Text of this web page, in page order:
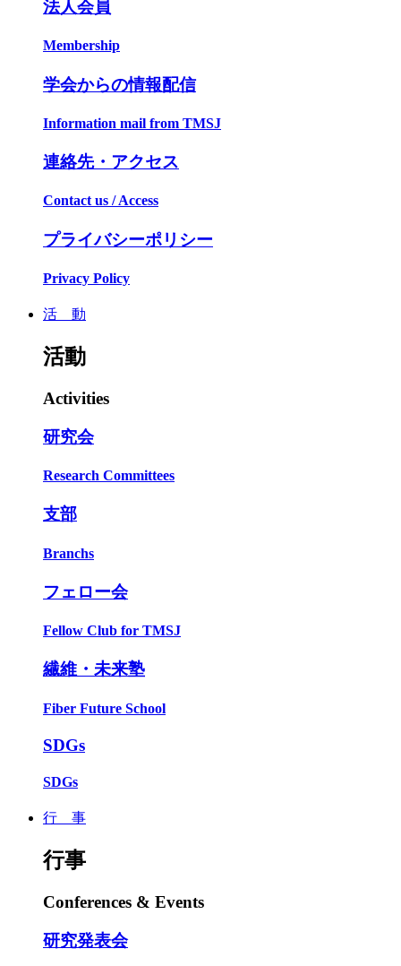
法人会員
Membership
学会からの情報配信
Information mail from TMSJ
連絡先・アクセス
Contact us / Access
プライバシーポリシー
Privacy Policy
活 動
活動
Activities
研究会
Research Committees
支部
Branchs
フェロー会
Fellow Club for TMSJ
繊維・未来塾
Fiber Future School
SDGs
SDGs
行 事
行事
Conferences & Events
研究発表会